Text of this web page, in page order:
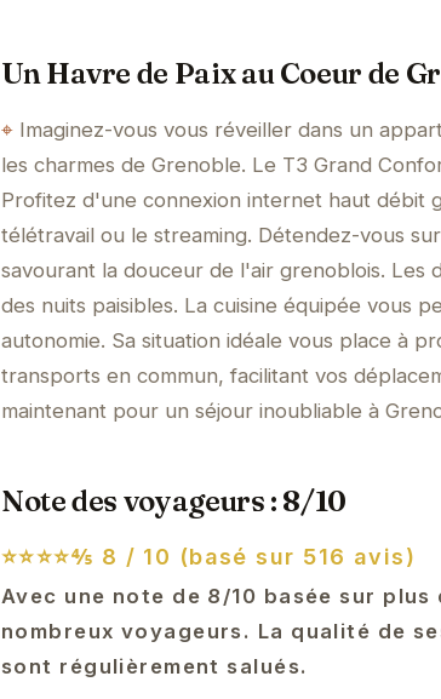
Un Havre de Paix au Coeur de
Imaginez-vous vous réveiller dans un
les charmes de Grenoble. Le T3 Grand
Profitez d'une connexion internet haut débit
télétravail ou le streaming. Détendez-vous
savourant la douceur de l'air grenoblois. Les
des nuits paisibles. La cuisine équipée vous
autonomie. Sa situation idéale vous place à
transports en commun, facilitant vos
maintenant pour un séjour inoubliable à
Note des voyageurs : 8/10
⭐⭐⭐⭐⅘ 8 / 10 (basé sur 516 avis)
Avec une note de 8/10 basée sur
nombreux voyageurs. La qualité de
sont régulièrement salués.